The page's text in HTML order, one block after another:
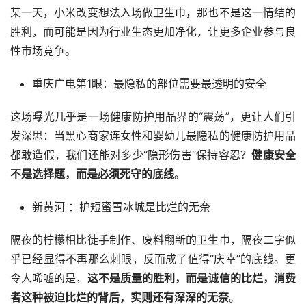
某一天，小米改变想法入场做卫生巾，那也不是这一情结的
胜利，而可能是因为行业生态更加净化，让更多企业参与良
性市场竞争。
重庆广电第1眼：最隐私的部位需要最透明的安全
这场曝光几乎是一场健康防护用品界的“震荡”，更让人们引
发深思：当黑心商家连女性和婴幼儿最隐私的健康防护用品
都敢造假，我们还能对多少“隐形伤害”保持容忍？健康安全
不是选择题，而是必须死守的底线。
新黄河 ：护短蜜雪冰城是比烂的无奈
隔夜的柠檬相比徒手制作、废料翻新的卫生巾，隔夜二字似
乎已经显得不再那么刺眼，反而成了值得“庆幸”的底线。更
令人唏嘘的是， 这不是质量的胜利，而是诚信的比烂，消费
者这种被迫比烂的背后，实则还有深深的无奈。